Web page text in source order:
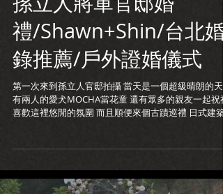
禮/Shawn+Shin/台北婚
錄推薦/戶外證婚儀式
第一次來到孫立人官邸拍攝 當天是一個超級晴朗的天
有兩人的愛犬MOCHA當花童 還有眾多的親友一起祝福
喜歡這裡悠閒的氛圍 而且順便來個古蹟巡禮 日式建築